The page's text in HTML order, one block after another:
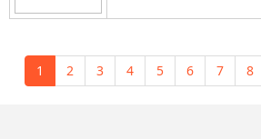
分
当
前
1
页
面
2
页
面
3
页
面
4
页
面
5
页
面
6
页
面
7
页
面
8